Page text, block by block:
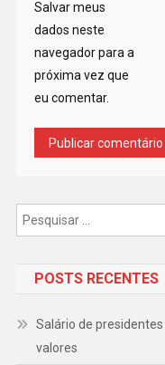
Salvar meus
dados neste
navegador para a
próxima vez que
eu comentar.
POSTS RECENTES
Salário de
valores